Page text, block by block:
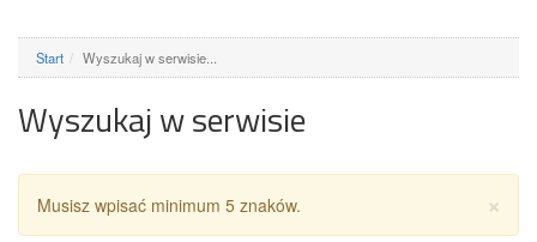
Start Wyszukaj w serwisie...
Wyszukaj w serwisie
×
Musisz wpisać minimum 5 znaków.